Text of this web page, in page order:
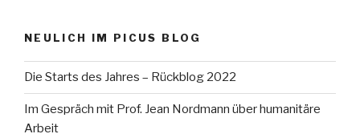
NEULICH IM PICUS BLOG
Die Starts des Jahres – Rückblog 2022
Im Gespräch mit Prof. Jean Nordmann über humanitäre
Arbeit